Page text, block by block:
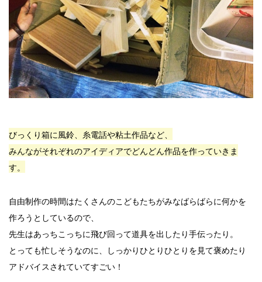
びっくり箱に風鈴、糸電話や粘土作品など、
みんながそれぞれのアイディアでどんどん作品を作っていきま
す。
自由制作の時間はたくさんのこどもたちがみなばらばらに何かを
作ろうとしているので、
先生はあっちこっちに飛び回って道具を出したり手伝ったり。
とっても忙しそうなのに、しっかりひとりひとりを見て褒めたり
アドバイスされていてすごい！